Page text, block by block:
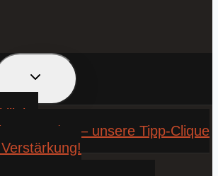
UNTERMENÜ
UMSCHALTEN
25/26 – unsere Tipp-Clique
Verstärkung!